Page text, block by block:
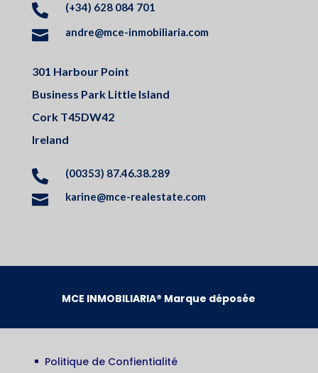
 (+34) 628 084 701
 andre@mce-inmobiliaria.com
301 Harbour Point
Business Park Little Island
Cork T45DW42
Ireland
 (00353) 87.46.38.289
 karine@mce-realestate.com
MCE INMOBILIARIA® Marque déposée
^
Politique de Confientialité